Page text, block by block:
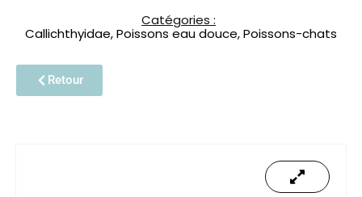
Catégories :
Callichthyidae,Poissons eau douce,Poissons-chats
Retour